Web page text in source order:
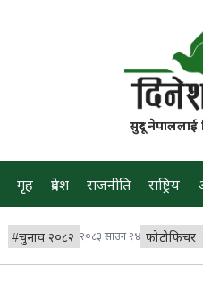
सुदूर नेपाललाई
गृह प्रदेश राजनीति राष्ट्रिय
#चुनाव २०८२ २०८३ साउन २४ फोटोफिचर